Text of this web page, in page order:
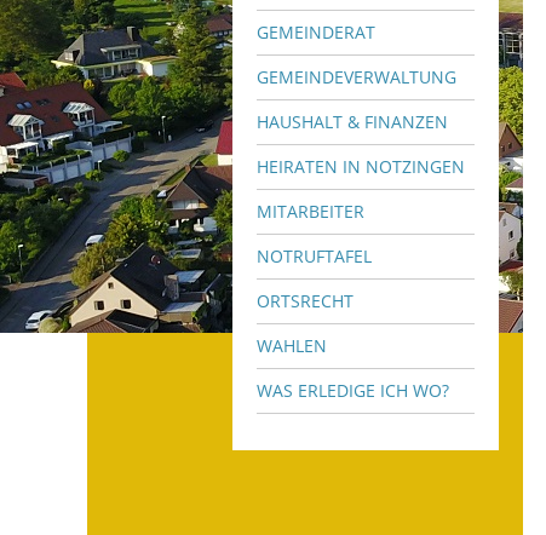
GEMEINDERAT
GEMEINDEVERWALTUNG
HAUSHALT & FINANZEN
HEIRATEN IN NOTZINGEN
MITARBEITER
NOTRUFTAFEL
ORTSRECHT
WAHLEN
WAS ERLEDIGE ICH WO?